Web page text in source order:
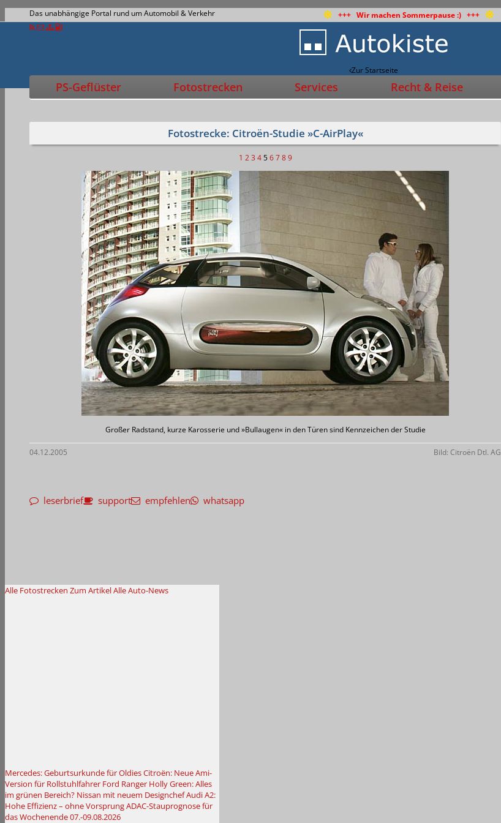
Das unabhängige Portal rund um Automobil & Verkehr +++ Wir machen Sommerpause :) +++
Zur Startseite
PS-Geflüster Fotostrecken Services Recht & Reise
Fotostrecke: Citroën-Studie »C-AirPlay«
1 2 3 4 5 6 7 8 9
Großer Radstand, kurze Karosserie und »Bullaugen« in den Türen sind Kennzeichen der Studie
04.12.2005 Bild: Citroën Dtl. AG
leserbrief support empfehlen whatsapp
Alle Fotostrecken Zum ArtikelAlle Auto-News
Mercedes: Geburtsurkunde für OldiesCitroën: Neue Ami-
Version für Rollstuhlfahrer Ford Ranger Holly Green: Alles
im grünen Bereich? Nissan mit neuem DesignchefAudi A2:
Hohe Effizienz – ohne VorsprungADAC-Stauprognose für
das Wochenende 07.-09.08.2026